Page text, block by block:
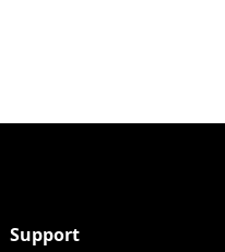
Support